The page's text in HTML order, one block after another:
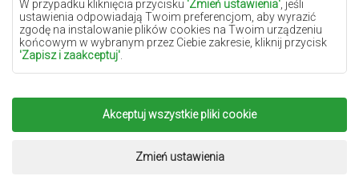
W przypadku kliknięcia przycisku 'Zmień ustawienia' , jeśli
ustawienia odpowiadają Twoim preferencjom, aby wyrazić
zgodę na instalowanie plików cookies na Twoim urządzeniu
końcowym w wybranym przez Ciebie zakresie, kliknij przycisk
'Zapisz i zaakceptuj'
osobowe, podstawą ich przetwarzania jest uzasadniony interes
administratora danych osobowych (DYWANYCHEMEX) lub
podmiotów trzecich w postaci zapewnienia wysokiej jakości
usług świadczonych w ramach naszej strony internetowej oraz
oraz jego Zaufanych Partnerów.
Akceptuj wszystkie pliki cookie
Zmień ustawienia
Dywany terakota
Dywany zielone
Copyright 2022Dywany Chemex.Wszelkie prawa
Realizacja:www.dimax.pl